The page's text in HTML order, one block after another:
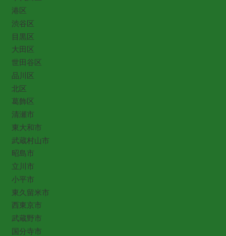
港区
渋谷区
目黒区
大田区
世田谷区
品川区
北区
葛飾区
清瀬市
東大和市
武蔵村山市
昭島市
立川市
小平市
東久留米市
西東京市
武蔵野市
国分寺市